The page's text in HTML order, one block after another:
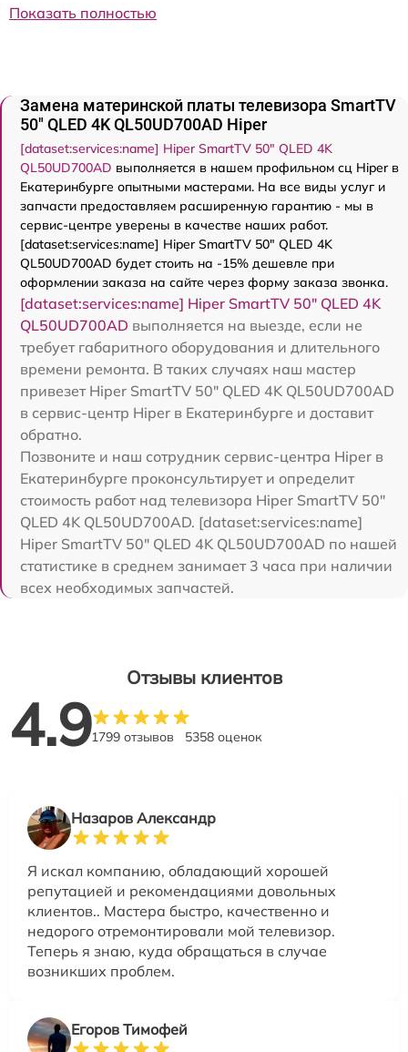
Показать полностью
Замена материнской платы телевизора SmartTV
50" QLED 4K QL50UD700AD Hiper
[dataset:services:name] Hiper SmartTV 50" QLED 4K
QL50UD700AD выполняется в нашем профильном сц Hiper в
Екатеринбурге опытными мастерами. На все виды услуг и
запчасти предоставляем расширенную гарантию - мы в
сервис-центре уверены в качестве наших работ.
[dataset:services:name] Hiper SmartTV 50" QLED 4K
QL50UD700AD будет стоить на -15% дешевле при
оформлении заказа на сайте через форму заказа звонка.
[dataset:services:name] Hiper SmartTV 50" QLED 4K
QL50UD700AD выполняется на выезде, если не
требует габаритного оборудования и длительного
времени ремонта. В таких случаях наш мастер
привезет Hiper SmartTV 50" QLED 4K QL50UD700AD
в сервис-центр Hiper в Екатеринбурге и доставит
обратно.
Позвоните и наш сотрудник сервис-центра Hiper в
Екатеринбурге проконсультирует и определит
стоимость работ над телевизора Hiper SmartTV 50"
QLED 4K QL50UD700AD. [dataset:services:name]
Hiper SmartTV 50" QLED 4K QL50UD700AD по нашей
статистике в среднем занимает 3 часа при наличии
всех необходимых запчастей.
Отзывы клиентов
4.91799 отзывов 5358 оценок
Назаров Александр
Я искал компанию, обладающий хорошей
репутацией и рекомендациями довольных
клиентов.. Мастера быстро, качественно и
недорого отремонтировали мой телевизор.
Теперь я знаю, куда обращаться в случае
возникших проблем.
Егоров Тимофей